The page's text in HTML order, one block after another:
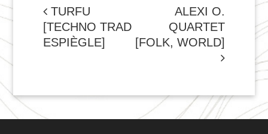
NAVIGATION
DE
L'ARTICLE
TURFU
[TECHNO TRAD
ESPIÈGLE]
ALEXI O.
QUARTET
[FOLK, WORLD]